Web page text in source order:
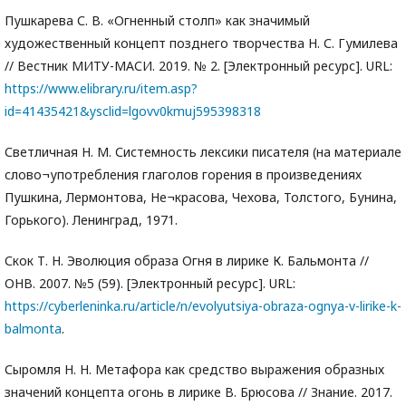
Пушкарева С. В. «Огненный столп» как значимый
художественный концепт позднего творчества Н. С. Гумилева
// Вестник МИТУ-МАСИ. 2019. № 2. [Электронный ресурс]. URL:
https://www.elibrary.ru/item.asp?
id=41435421&ysclid=lgovv0kmuj595398318
Светличная Н. М. Системность лексики писателя (на материале
слово¬употребления глаголов горения в произведениях
Пушкина, Лермонтова, Не¬красова, Чехова, Толстого, Бунина,
Горького). Ленинград, 1971.
Скок Т. Н. Эволюция образа Огня в лирике К. Бальмонта //
ОНВ. 2007. №5 (59). [Электронный ресурс]. URL:
https://cyberleninka.ru/article/n/evolyutsiya-obraza-ognya-v-lirike-k-
balmonta.
Сыромля Н. Н. Метафора как средство выражения образных
значений концепта огонь в лирике В. Брюсова // Знание. 2017.